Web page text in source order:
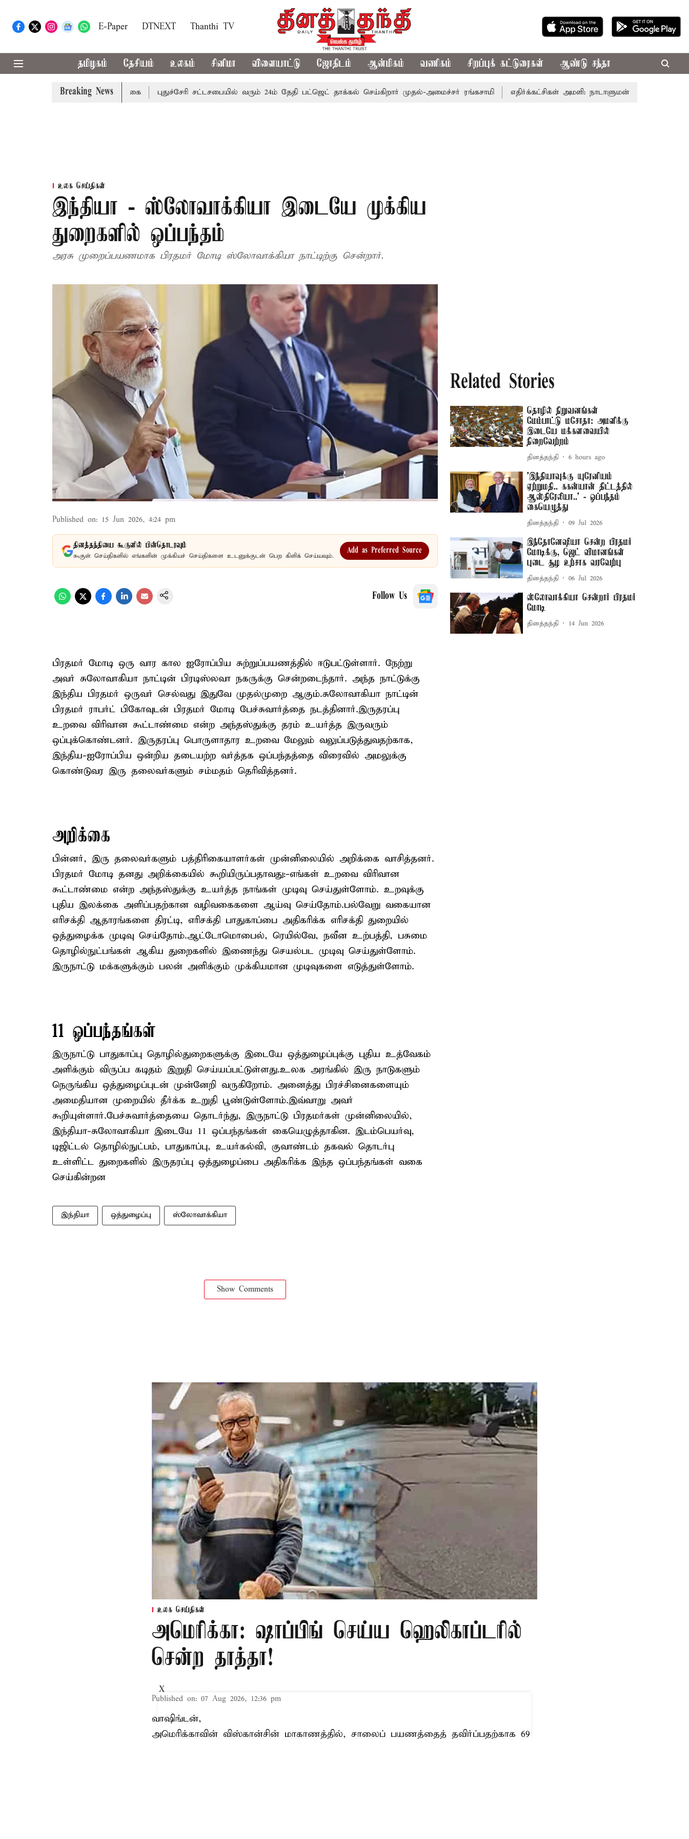
E-Paper DTNEXT Thanthi TV
தமிழகம் தேசியம் உலகம் சினிமா விளையாட்டு ஜோதிடம் ஆன்மிகம் வணிகம் சிறப்புக் கட்டுரைகள் ஆண்டு சந்தா
Breaking News
கன மழை எச்சரிக்கை புதுச்சேரி சட்டசபையில் வரும் 24ம் தேதி பட்ஜெட் தாக்கல் செய்கிறார் முதல்-அமைச்சர் ரங்கசாமி எதிர்க்கட்சிகள் அமளி: நாடாளுமன்ற இரு அவைகளும்
உலக செய்திகள்
இந்தியா - ஸ்லோவாக்கியா இடையே முக்கிய
துறைகளில் ஒப்பந்தம்
அரசு முறைப்பயணமாக பிரதமர் மோடி ஸ்லோவாக்கியா நாட்டிற்கு சென்றார்.
Published on: 15 Jun 2026, 4:24 pm
தினத்தந்தியை கூகுளில் பின்தொடரவும்
கூகுள் செய்திகளில் எங்களின் முக்கியச் செய்திகளை உடனுக்குடன் பெற கிளிக் செய்யவும்.
Add as Preferred Source
Follow Us
பிரதமர் மோடி ஒரு வார கால ஐரோப்பிய சுற்றுப்பயணத்தில் ஈடுபட்டுள்ளார். நேற்று
அவர் சுலோவாகியா நாட்டின் பிரடிஸ்லவா நகருக்கு சென்றடைந்தார். அந்த நாட்டுக்கு
இந்திய பிரதமர் ஒருவர் செல்வது இதுவே முதல்முறை ஆகும்.சுலோவாகியா நாட்டின்
பிரதமர் ராபர்ட் பிகோவுடன் பிரதமர் மோடி பேச்சுவார்த்தை நடத்தினார்.இருதரப்பு
உறவை விரிவான கூட்டாண்மை என்ற அந்தஸ்துக்கு தரம் உயர்த்த இருவரும்
ஒப்புக்கொண்டனர். இருதரப்பு பொருளாதார உறவை மேலும் வலுப்படுத்துவதற்காக,
இந்திய-ஐரோப்பிய ஒன்றிய தடையற்ற வர்த்தக ஒப்பந்தத்தை விரைவில் அமலுக்கு
கொண்டுவர இரு தலைவர்களும் சம்மதம் தெரிவித்தனர்.
அறிக்கை
பின்னர், இரு தலைவர்களும் பத்திரிகையாளர்கள் முன்னிலையில் அறிக்கை வாசித்தனர்.
பிரதமர் மோடி தனது அறிக்கையில் கூறியிருப்பதாவது:-எங்கள் உறவை விரிவான
கூட்டாண்மை என்ற அந்தஸ்துக்கு உயர்த்த நாங்கள் முடிவு செய்துள்ளோம். உறவுக்கு
புதிய இலக்கை அளிப்பதற்கான வழிவகைகளை ஆய்வு செய்தோம்.பல்வேறு வகையான
எரிசக்தி ஆதாரங்களை திரட்டி, எரிசக்தி பாதுகாப்பை அதிகரிக்க எரிசக்தி துறையில்
ஒத்துழைக்க முடிவு செய்தோம்.ஆட்டோமொபைல், ரெயில்வே, நவீன உற்பத்தி, பசுமை
தொழில்நுட்பங்கள் ஆகிய துறைகளில் இணைந்து செயல்பட முடிவு செய்துள்ளோம்.
இருநாட்டு மக்களுக்கும் பலன் அளிக்கும் முக்கியமான முடிவுகளை எடுத்துள்ளோம்.
11 ஒப்பந்தங்கள்
இருநாட்டு பாதுகாப்பு தொழில்துறைகளுக்கு இடையே ஒத்துழைப்புக்கு புதிய உத்வேகம்
அளிக்கும் விருப்ப கடிதம் இறுதி செய்யப்பட்டுள்ளது.உலக அரங்கில் இரு நாடுகளும்
நெருங்கிய ஒத்துழைப்புடன் முன்னேறி வருகிறோம். அனைத்து பிரச்சினைகளையும்
அமைதியான முறையில் தீர்க்க உறுதி பூண்டுள்ளோம்.இவ்வாறு அவர்
கூறியுள்ளார்.பேச்சுவார்த்தையை தொடர்ந்து, இருநாட்டு பிரதமர்கள் முன்னிலையில்,
இந்தியா-சுலோவாகியா இடையே 11 ஒப்பந்தங்கள் கையெழுத்தாகின. இடம்பெயர்வு,
டிஜிட்டல் தொழில்நுட்பம், பாதுகாப்பு, உயர்கல்வி, குவாண்டம் தகவல் தொடர்பு
உள்ளிட்ட துறைகளில் இருதரப்பு ஒத்துழைப்பை அதிகரிக்க இந்த ஒப்பந்தங்கள் வகை
செய்கின்றன
இந்தியா ஒத்துழைப்பு ஸ்லோவாக்கியா
Show Comments
Related Stories
தொழில் நிறுவனங்கள்
மேம்பாட்டு மசோதா: அமளிக்கு
இடையே மக்களவையில்
நிறைவேற்றம்
தினத்தந்தி 6 hours ago
’இந்தியாவுக்கு யுரேனியம்
ஏற்றுமதி.. ககன்யான் திட்டத்தில்
ஆஸ்திரேலியா..’ - ஒப்பந்தம்
கையெழுத்து
தினத்தந்தி 09 Jul 2026
இந்தோனேஷியா சென்ற பிரதமர்
மோடிக்கு, ஜெட் விமானங்கள்
புடை சூழ உற்சாக வரவேற்பு
தினத்தந்தி 06 Jul 2026
ஸ்லோவாக்கியா சென்றார் பிரதமர்
மோடி
தினத்தந்தி 14 Jun 2026
உலக செய்திகள்
அமெரிக்கா: ஷாப்பிங் செய்ய ஹெலிகாப்டரில்
சென்ற தாத்தா!
Published on: 07 Aug 2026, 12:36 pm
வாஷிங்டன்,
அமெரிக்காவின் விஸ்கான்சின் மாகாணத்தில், சாலைப் பயணத்தைத் தவிர்ப்பதற்காக 69
X